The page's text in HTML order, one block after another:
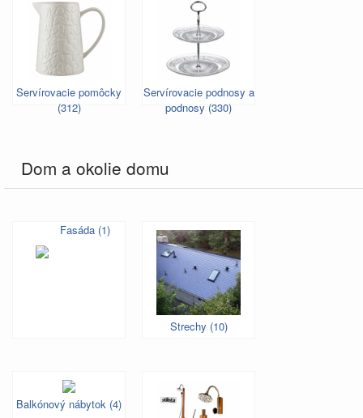
Servírovacie pomôcky
(312)
Servírovacie podnosy a
podnosy (330)
Dom a okolie domu
Fasáda (1)
Strechy (10)
Balkónový nábytok (4)